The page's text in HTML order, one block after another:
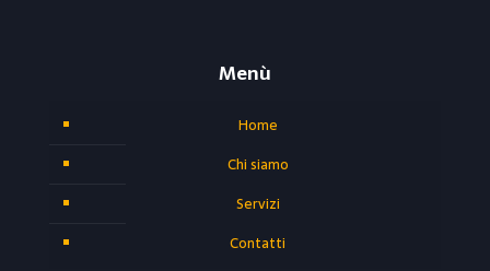
Menù
Home
Chi siamo
Servizi
Contatti